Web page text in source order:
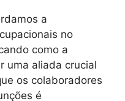
a
no
como a
uma aliada crucial
os colaboradores
é